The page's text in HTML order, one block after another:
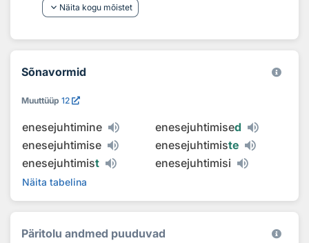
keyboard_arrow_down Näita kogu mõistet
Sõnavormid
Muuttüüp 12
enesejuhtimine enesejuhtimised
enesejuhtimise
enesejuhtimiste
enesejuhtimist enesejuhtimisi
Näita tabelina
Päritolu andmed puuduvad